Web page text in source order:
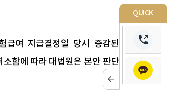
QUICK
급여 지급결정일 당시 증감된
함에 따라 대법원은 본안 판단